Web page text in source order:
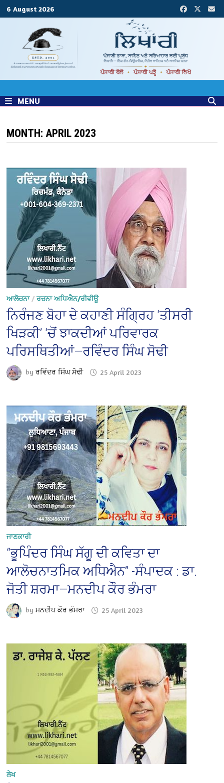
6 August 2026
MENU
MONTH:APRIL 2023
ਆਲੋਚਨਾ/ਰਚਨਾ ਅਧਿਐਨ/ਰੀਵੀਊ
ਨਿਰੰਜਣ ਬੋਹਾ ਦੇ ਕਹਾਣੀ ਸੰਗ੍ਰਿਹ ‘ਤੀਸਰੀ
ਖਿੜਕੀ’ ‘ਚੋਂ ਝਾਕਦੀਆਂ ਪਰਿਵਾਰਕ
ਪਰਿਸਥਿਤੀਆਂ—ਰਵਿੰਦਰ ਸਿੰਘ ਸੋਢੀ
byਰਵਿੰਦਰ ਸਿੰਘ ਸੋਢੀ 25 April 2023
ਜਾਣਕਾਰੀ
“ਭੂਪਿੰਦਰ ਸਿੰਘ ਸੱਗੂ ਦੀ ਕਵਿਤਾ ਦਾ
ਆਲੋਚਨਾਤਮਿਕ ਅਧਿਐਨ” -ਸੰਪਾਦਕ : ਡਾ.
ਜੋਤੀ ਸ਼ਰਮਾ—ਮਨਦੀਪ ਕੌਰ ਭੰਮਰਾ
byਮਨਦੀਪ ਕੌਰ ਭੰਮਰਾ 25 April 2023
ਲੇਖ